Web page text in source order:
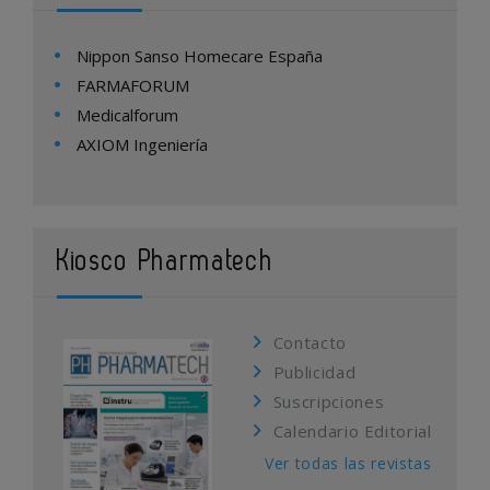
Nippon Sanso Homecare España
FARMAFORUM
Medicalforum
AXIOM Ingeniería
Kiosco Pharmatech
Contacto
Publicidad
Suscripciones
Calendario Editorial
Ver todas las revistas